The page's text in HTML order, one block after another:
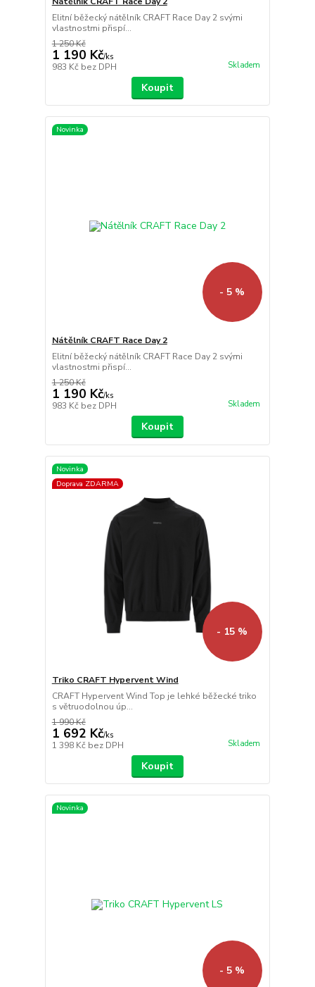
Elitní běžecký nátělník CRAFT Race Day 2 svými
vlastnostmi přispí...
1 250 Kč
1 190 Kč/ks
983 Kč bez DPH Skladem
Koupit
Novinka
- 5 %
Nátělník CRAFT Race Day 2
Elitní běžecký nátělník CRAFT Race Day 2 svými
vlastnostmi přispí...
1 250 Kč
1 190 Kč/ks
983 Kč bez DPH Skladem
Koupit
Novinka
Doprava ZDARMA
- 15 %
Triko CRAFT Hypervent Wind
CRAFT Hypervent Wind Top je lehké běžecké triko
s větruodolnou úp...
1 990 Kč
1 692 Kč/ks
1 398 Kč bez DPH Skladem
Koupit
Novinka
- 5 %